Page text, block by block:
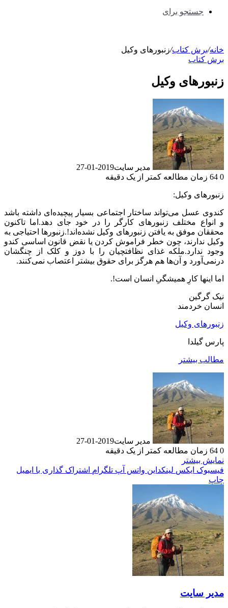
جستجو برای
خانه/برش کتاب/زنبورهای وکیل
برش کتاب
زنبورهای وکیل
مدیر سایت2019-01-27
0
زمان مطالعه کمتر از یک دقیقه
زنبورهای وکیل:
کندوی عسل می‌تواند ساختار اجتماعی بسیار پیچیده‌ای داشته باشد
و انواع مختلف زنبورهای کارگر را در خود جای دهد.اما تاکنون
محققان موفق به یافتن زنبورهای وکیل نشده‌اند!.زنبورها احتیاجی به
وکیل ندارند، چون خطر فراموش کردن یا نقض قانون اساسی کندو
وجود ندارد.ملکه غذای نظافتچیان را با دوز و کلک از چنگشان
درنمی‌آورد و آن‌ها هم هرگز برای حقوق بیشتر اعتصاب نمی‌کنند.
اما اینها کارِ همیشگیِ انسان است!.
نیک گرگین
انسان خردمند
زنبورهای وکیل
پارس گیلدا
مطالب بیشتر
مدیر سایت2019-01-27
0
زمان مطالعه کمتر از یک دقیقه
نمایش بیشتر
فیسبوک ایکس لینکداین واتس آپ تلگرام اشتراک گذاری با ایمیل
چاپ
مدیر سایت